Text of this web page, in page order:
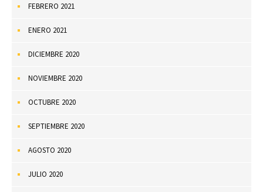
FEBRERO 2021
ENERO 2021
DICIEMBRE 2020
NOVIEMBRE 2020
OCTUBRE 2020
SEPTIEMBRE 2020
AGOSTO 2020
JULIO 2020